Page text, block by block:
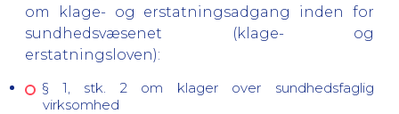
om klage- og erstatningsadgang inden for
sundhedsvæsenet (klage- og
erstatningsloven):
§ 1, stk. 2 om klager over sundhedsfaglig
virksomhed